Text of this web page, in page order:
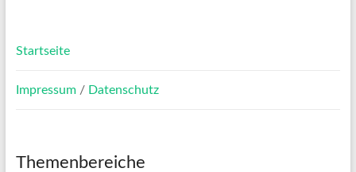
Startseite
Impressum / Datenschutz
Themenbereiche